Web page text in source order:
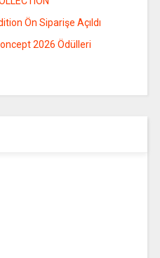
Ön Siparişe Açıldı
2026 Ödülleri